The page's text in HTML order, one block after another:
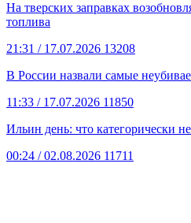
На тверских заправках
топлива
21:31 / 17.07.2026 13208
В России назвали самые
11:33 / 17.07.2026 11850
Ильин день: что категорически
00:24 / 02.08.2026 11711